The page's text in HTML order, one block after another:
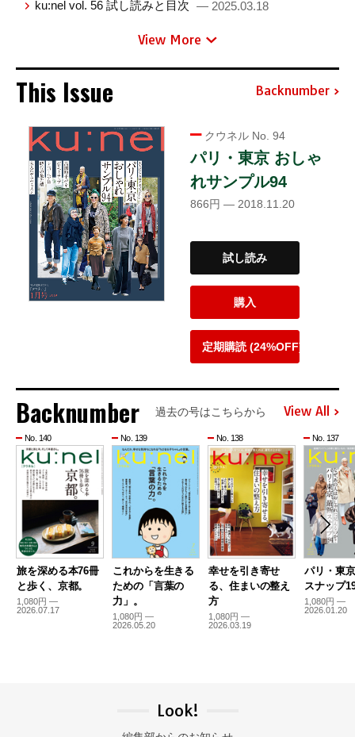
ku:nel vol. 56 試し読みと目次 — 2025.03.18
View More
This Issue Backnumber
クウネル No. 94
パリ・東京 おしゃ
れサンプル94
866円 — 2018.11.20
試し読み
購入
定期購読 (24%OFF)
Backnumber 過去の号はこちらから View All
No. 140
旅を深める本76冊
と歩く、京都。
1,080円 —
2026.07.17
No. 139
これからを生きる
ための「言葉の
力」。
1,080円 —
2026.05.20
No. 138
幸せを引き寄せ
る、住まいの整え
方
1,080円 —
2026.03.19
No. 137
パリ・東
スナップ
1,080円 —
2026.01.20
Look!